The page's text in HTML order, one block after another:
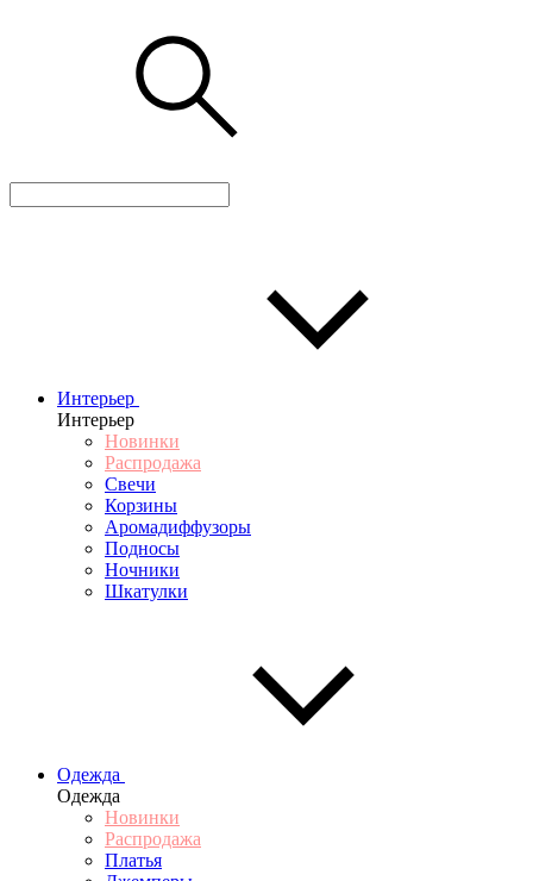
Интерьер
Интерьер
Новинки
Распродажа
Свечи
Корзины
Аромадиффузоры
Подносы
Ночники
Шкатулки
Одежда
Одежда
Новинки
Распродажа
Платья